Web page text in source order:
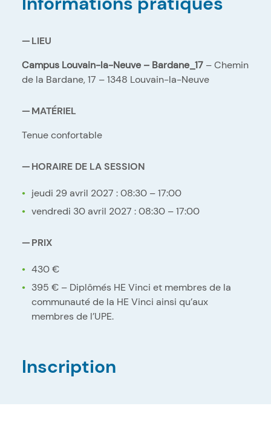
LIEU
Campus Louvain-la-Neuve – Bardane_17 – Chemin
de la Bardane, 17 – 1348 Louvain-la-Neuve
MATÉRIEL
Tenue confortable
HORAIRE DE LA SESSION
jeudi 29 avril 2027 : 08:30 – 17:00
vendredi 30 avril 2027 : 08:30 – 17:00
PRIX
430 €
395 € – Diplômés HE Vinci et membres de la
communauté de la HE Vinci ainsi qu’aux
membres de l’UPE.
Inscription